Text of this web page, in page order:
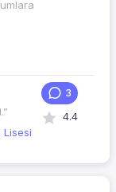
Lisesi
3
4.4